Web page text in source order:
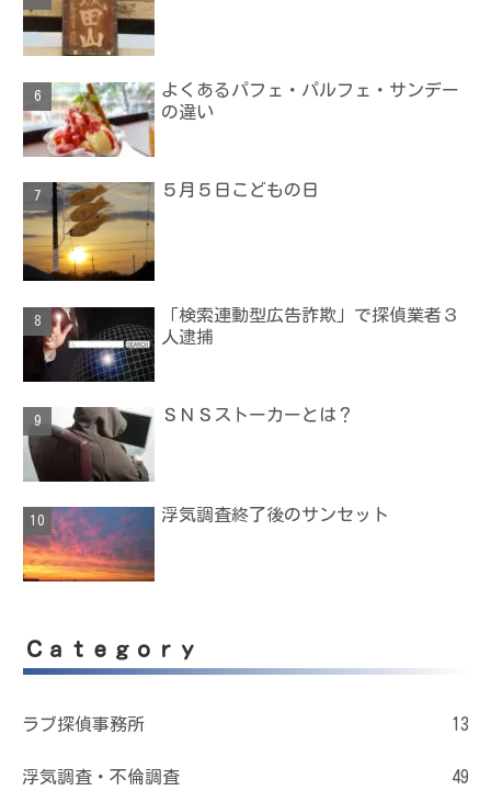
よくあるパフェ・パルフェ・サンデー
の違い
５月５日こどもの日
「検索連動型広告詐欺」で探偵業者３
人逮捕
ＳＮＳストーカーとは？
浮気調査終了後のサンセット
Ｃａｔｅｇｏｒｙ
ラブ探偵事務所 13
浮気調査・不倫調査 49